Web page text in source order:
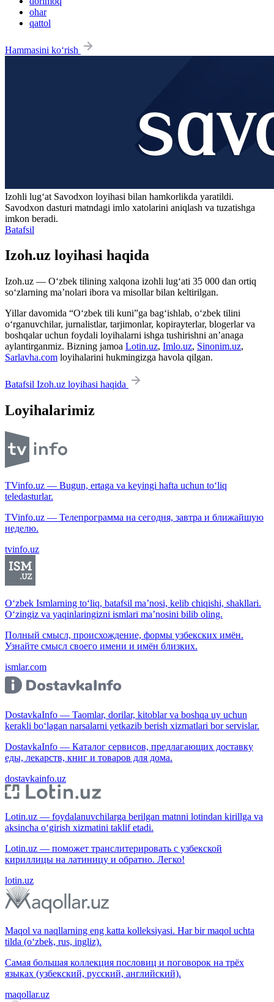
ohar
qattol
Hammasini ko‘rish
Izohli lugʻat Savodxon loyihasi bilan hamkorlikda yaratildi.
Savodxon dasturi matndagi imlo xatolarini aniqlash va tuzatishga
imkon beradi.
Batafsil
Izoh.uz loyihasi haqida
Izoh.uz — O‘zbek tilining xalqona izohli lug‘ati 35 000 dan ortiq
so‘zlarning ma’nolari ibora va misollar bilan keltirilgan.
Yillar davomida “O‘zbek tili kuni”ga bag‘ishlab, o‘zbek tilini
o‘rganuvchilar, jurnalistlar, tarjimonlar, kopirayterlar, blogerlar va
boshqalar uchun foydali loyihalarni ishga tushirishni an’anaga
aylantirganmiz. Bizning jamoa Lotin.uz, Imlo.uz, Sinonim.uz,
Sarlavha.com loyihalarini hukmingizga havola qilgan.
Batafsil Izoh.uz loyihasi haqida
Loyihalarimiz
TVinfo.uz — Bugun, ertaga va keyingi hafta uchun to‘liq
teledasturlar.
TVinfo.uz — Телепрограмма на сегодня, завтра и ближайшую
неделю.
tvinfo.uz
O‘zbek Ismlarning to‘liq, batafsil ma’nosi, kelib chiqishi, shakllari.
O‘zingiz va yaqinlaringizni ismlari ma’nosini bilib oling.
Полный смысл, происхождение, формы узбекских имён.
Узнайте смысл своего имени и имён близких.
ismlar.com
DostavkaInfo — Taomlar, dorilar, kitoblar va boshqa uy uchun
kerakli bo‘lagan narsalarni yetkazib berish xizmatlari bor servislar.
DostavkaInfo — Каталог сервисов, предлагающих доставку
еды, лекарств, книг и товаров для дома.
dostavkainfo.uz
Lotin.uz — foydalanuvchilarga berilgan matnni lotindan kirillga va
aksincha o‘girish xizmatini taklif etadi.
Lotin.uz — поможет транслитерировать с узбекской
кириллицы на латиницу и обратно. Легко!
lotin.uz
Maqol va naqllarning eng katta kolleksiyasi. Har bir maqol uchta
tilda (o‘zbek, rus, ingliz).
Самая большая коллекция пословиц и поговорок на трёх
языках (узбекский, русский, английский).
maqollar.uz